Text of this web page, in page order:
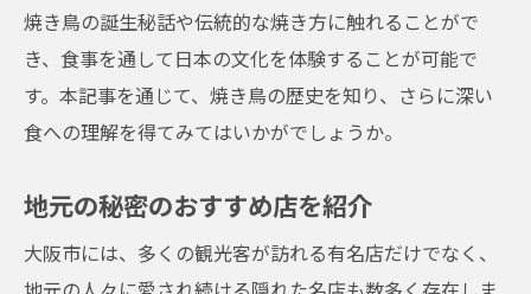
焼き鳥の誕生秘話や伝統的な焼き方に触れることがで
き、食事を通して日本の文化を体験することが可能で
す。本記事を通じて、焼き鳥の歴史を知り、さらに深い
食への理解を得てみてはいかがでしょうか。
地元の秘密のおすすめ店を紹介
大阪市には、多くの観光客が訪れる有名店だけでなく、